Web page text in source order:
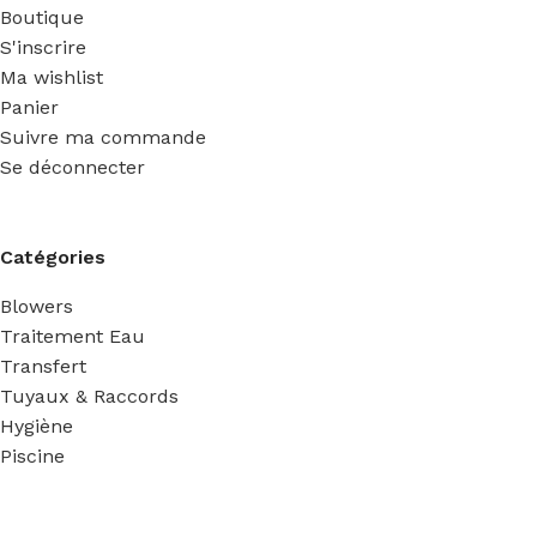
Boutique
S'inscrire
Ma wishlist
Panier
Suivre ma commande
Se déconnecter
Catégories
Blowers
Traitement Eau
Transfert
Tuyaux & Raccords
Hygiène
Piscine